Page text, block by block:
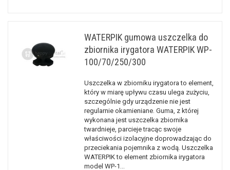
WATERPIK gumowa uszczelka do
zbiornika irygatora WATERPIK WP-
100/70/250/300
Uszczelka w zbiorniku irygatora to element,
który w miarę upływu czasu ulega zużyciu,
szczególnie gdy urządzenie nie jest
regularnie okamieniane. Guma, z której
wykonana jest uszczelka zbiornika
twardnieje, parcieje tracąc swoje
właściwości izolacyjne doprowadzając do
przeciekania pojemnika z wodą. Uszczelka
WATERPIK to element zbiornika irygatora
model WP-1 ...